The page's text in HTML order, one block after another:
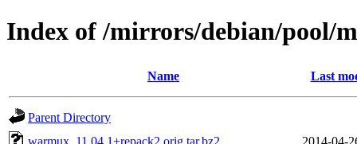
Index of /mirrors/debian/pool/
Name Last
Parent Directory
warmux_11.04.1+repack2.orig.tar.bz2
2014-04-